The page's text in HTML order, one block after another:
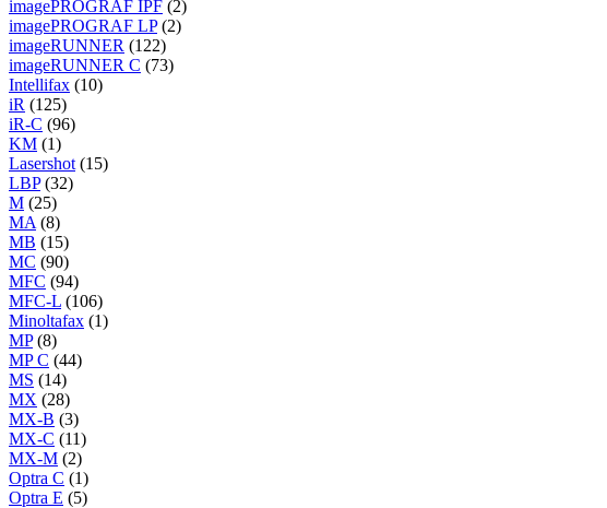
imagePROGRAF IPF (2)
imagePROGRAF LP(2)
imageRUNNER (122)
imageRUNNER C (73)
Intellifax (10)
iR (125)
iR-C (96)
KM (1)
Lasershot (15)
LBP(32)
M (25)
MA (8)
MB (15)
MC (90)
MFC (94)
MFC-L (106)
Minoltafax (1)
MP(8)
MP C (44)
MS (14)
MX (28)
MX-B (3)
MX-C (11)
MX-M (2)
Optra C (1)
Optra E (5)